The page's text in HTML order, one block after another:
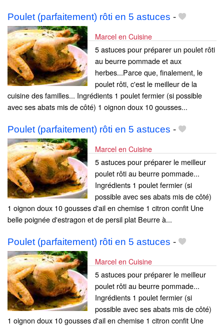
Poulet (parfaitement) rôti en 5 astuces -
Marcel en Cuisine
5 astuces pour préparer un poulet rôti
au beurre pommade et aux
herbes...Parce que, finalement, le
poulet rôti, c'est le meilleur de la
cuisine des familles... Ingrédients 1 poulet fermier (si possible
avec ses abats mis de côté) 1 oignon doux 10 gousses...
Poulet (parfaitement) rôti en 5 astuces -
Marcel en Cuisine
5 astuces pour préparer le meilleur
poulet rôti au beurre pommade...
Ingrédients 1 poulet fermier (si
possible avec ses abats mis de côté)
1 oignon doux 10 gousses d'ail en chemise 1 citron confit Une
belle poignée d'estragon et de persil plat Beurre à...
Poulet (parfaitement) rôti en 5 astuces -
Marcel en Cuisine
5 astuces pour préparer le meilleur
poulet rôti au beurre pommade...
Ingrédients 1 poulet fermier (si
possible avec ses abats mis de côté)
1 oignon doux 10 gousses d'ail en chemise 1 citron confit Une